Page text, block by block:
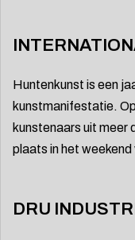
Huntenkunst is een
kunstmanifestatie.
kunstenaars uit meer
plaats in het
DRU